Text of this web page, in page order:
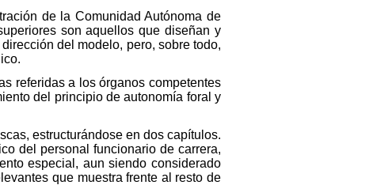
de la Comunidad Autónoma de
son aquellos que diseñan y
del modelo, pero, sobre todo,
referidas a los órganos competentes
del principio de autonomía foral y
estructurándose en dos capítulos.
del personal funcionario de carrera,
especial, aun siendo considerado
que muestra frente al resto de